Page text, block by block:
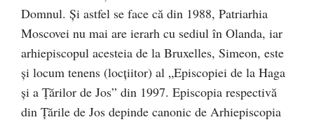
Domnul. Și astfel se face că din 1988, Patriarhia
Moscovei nu mai are ierarh cu sediul în Olanda, iar
arhiepiscopul acesteia de la Bruxelles, Simeon, este
şi locum tenens (locțiitor) al „Episcopiei de la Haga
și a Țărilor de Jos” din 1997. Episcopia respectivă
din Țările de Jos depinde canonic de Arhiepiscopia